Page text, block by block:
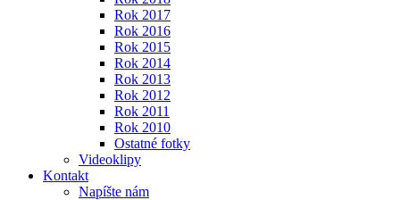
Rok 2017
Rok 2016
Rok 2015
Rok 2014
Rok 2013
Rok 2012
Rok 2011
Rok 2010
Ostatné fotky
Videoklipy
Kontakt
Napíšte nám